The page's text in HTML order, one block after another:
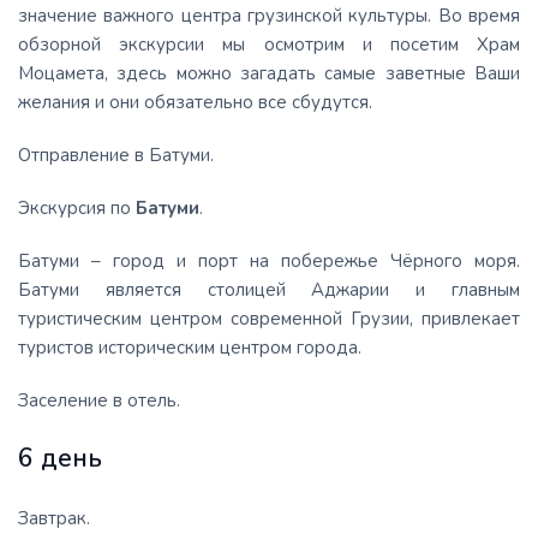
значение важного центра грузинской культуры. Во время
обзорной экскурсии мы осмотрим и посетим Храм
Моцамета, здесь можно загадать самые заветные Ваши
желания и они обязательно все сбудутся.
Отправление в Батуми.
Экскурсия по Батуми.
Батуми – город и порт на побережье Чёрного моря.
Батуми является столицей Аджарии и главным
туристическим центром современной Грузии, привлекает
туристов историческим центром города.
Заселение в отель.
6 день
Завтрак.